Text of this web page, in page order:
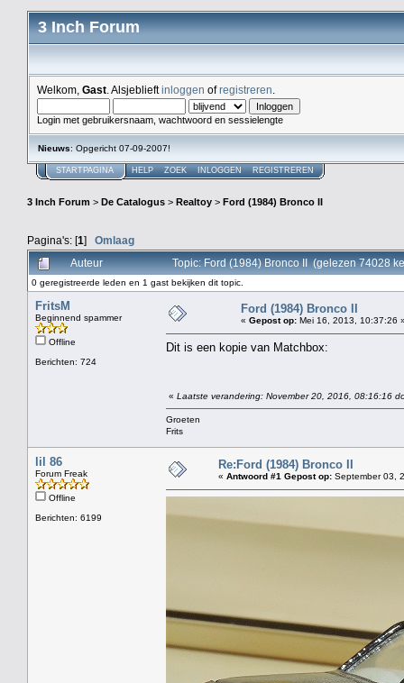
3 Inch Forum
Welkom, Gast . Alsjeblieftinloggen ofregistreren
Login met gebruikersnaam, wachtwoord en sessielengte
Nieuws: Opgericht 07-09-2007!
STARTPAGINA HELP ZOEK INLOGGEN REGISTREREN
3 Inch Forum > De Catalogus > Realtoy > Ford (1984) Bronco II
Pagina's: [1] Omlaag
Auteur
Topic: Ford (1984) Bronco II (gelezen 74028
0 geregistreerde leden en 1 gast bekijken dit topic.
FritsM
Beginnend spammer
Offline
Berichten: 724
Ford (1984) Bronco II
« Gepost op: Mei 16, 2013, 10:37:26
Dit is een kopie van Matchbox:
« Laatste verandering: November 20, 2016, 08:16:16
Groeten
Frits
lil 86
Forum Freak
Offline
Berichten: 6199
Re:Ford (1984) Bronco II
« Antwoord #1 Gepost op: September 03,